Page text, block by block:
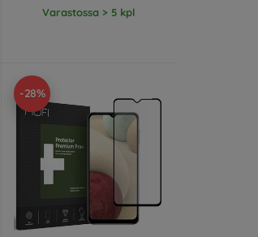
Varastossa > 5 kpl
-28%